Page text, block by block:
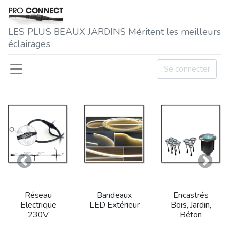
LES P​LUS BEAUX JARDINS Méritent les meilleurs
éclairages
Se connecter
Réseau
Electrique
230V
Bandeaux
LED Extérieur
Encastrés
Bois, Jardin,
Béton
Précedent